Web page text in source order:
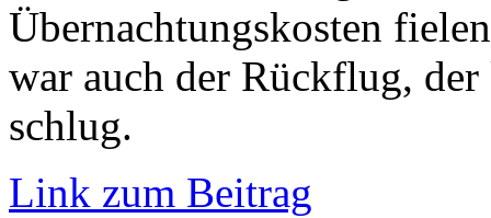
Übernachtungskosten
war auch der Rückflug,
schlug.
Link zum Beitrag